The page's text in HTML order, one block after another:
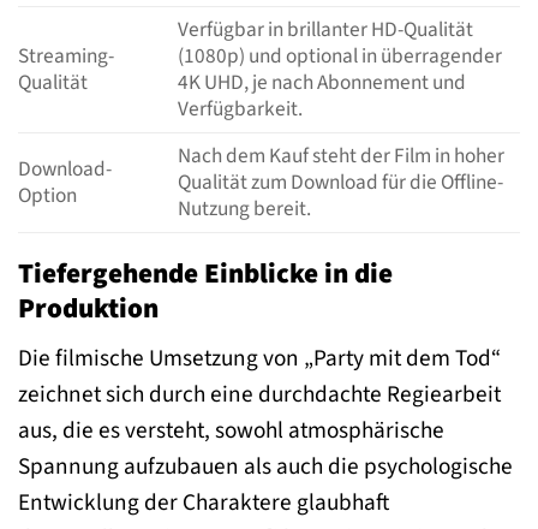
Streaming-
Qualität
Verfügbar in brillanter HD-Qualität
(1080p) und optional in überragender
4K UHD, je nach Abonnement und
Verfügbarkeit.
Download-
Option
Nach dem Kauf steht der Film in hoher
Qualität zum Download für die Offline-
Nutzung bereit.
Tiefergehende Einblicke in die
Produktion
Die filmische Umsetzung von „Party mit dem Tod“
zeichnet sich durch eine durchdachte Regiearbeit
aus, die es versteht, sowohl atmosphärische
Spannung aufzubauen als auch die psychologische
Entwicklung der Charaktere glaubhaft